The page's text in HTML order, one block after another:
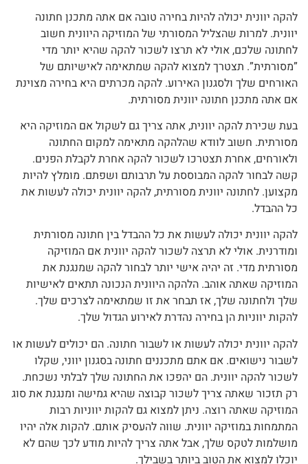
להקה יוונית יכולה להיות בחירה טובה אם אתה מתכנן חתונה
יוונית. למרות שהצליל המסורתי של המוזיקה היוונית חשוב
לחתונה שלכם, אולי לא תרצו לשכור להקה שהיא יותר מדי
”מסורתית”. תצטרך למצוא להקה שמתאימה לאישיותם של
האורחים שלך ולסגנון האירוע. להקה מכרתים היא בחירה מצוינת
אם אתה מתכנן חתונה יוונית מסורתית.
בעת שכירת להקה יוונית, אתה צריך גם לשקול אם המוזיקה היא
מסורתית. חשוב לוודא שהלהקה מתאימה למקום החתונה
ולאורחים, אחרת תצטרכו לשכור להקה אחרת לקבלת הפנים.
קשה לבחור להקה המבוססת על תרבותם ושפתם. מומלץ להיות
מקצוען. לחתונה יוונית מסורתית, להקה יוונית יכולה לעשות את
כל ההבדל.
להקה יוונית יכולה לעשות את כל ההבדל בין חתונה מסורתית
ומודרנית. אולי לא תרצה לשכור להקה יוונית אם המוזיקה
מסורתית מדי. זה יהיה אישי יותר לבחור להקה שמנגנת את
המוזיקה שאתה אוהב. הלהקה היוונית הנכונה תתאים לאישיות
שלך ולחתונה שלך, אז תבחר את זו שמתאימה לצרכים שלך.
להקות יווניות הן בחירה נהדרת לאירוע הגדול שלך.
להקה יוונית יכולה לעשות או לשבור חתונה. הם יכולים לעשות או
לשבור נישואים. אם אתם מתכננים חתונה בסגנון יווני, שקלו
לשכור להקה יוונית. הם יהפכו את החתונה שלך לבלתי נשכחת.
רק תזכור שאתה צריך לשכור קבוצה שהיא גמישה ומנגנת את סוג
המוזיקה שאתה רוצה. ניתן למצוא גם להקות יווניות רבות
המתמחות במוזיקה יוונית. שווה להעסיק אותם. להקות אלה יהיו
מושלמות לטקס שלך, אבל אתה צריך להיות מודע לכך שהם לא
יוכלו למצוא את הטוב ביותר בשבילך.